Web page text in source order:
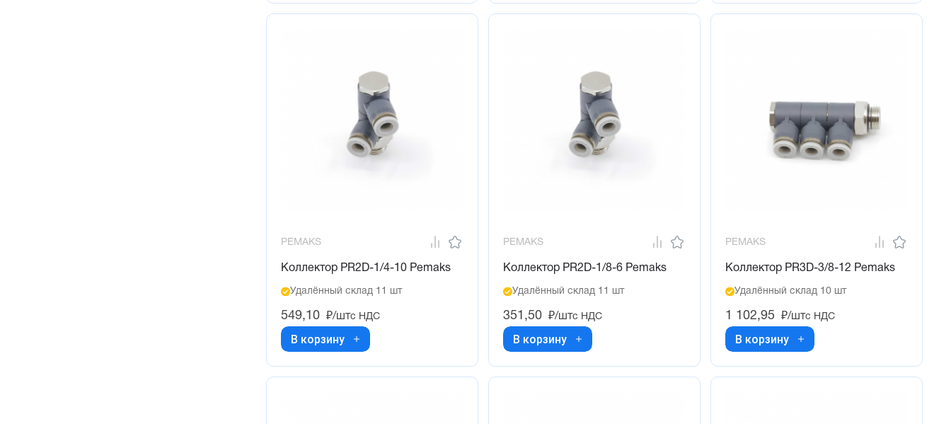
PEMAKS
Коллектор PR2D-1/4-10 Pemaks
Удалённый склад 11 шт
549,10 ₽/штс НДС
В корзину
PEMAKS
Коллектор PR2D-1/8-6 Pemaks
Удалённый склад 11 шт
351,50 ₽/штс НДС
В корзину
PEMAKS
Коллектор PR3D-3/8-12 Pemaks
Удалённый склад 10 шт
1 102,95 ₽/штс НДС
В корзину